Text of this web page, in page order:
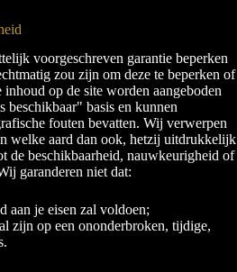
voorgeschreven garantie beperken
zou zijn om deze te beperken of
op de site worden aangeboden
beschikbaar" basis en kunnen
fouten bevatten. Wij verwerpen
welke aard dan ook, hetzij uitdrukkelijk
de beschikbaarheid, nauwkeurigheid of
garanderen niet dat:
aan je eisen zal voldoen;
zijn op een ononderbroken, tijdige,